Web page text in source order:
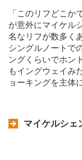
「このリフどこ
が意外にマイケル
名なリフが数多く
シングルノートで
ングくらいでホン
もイングウェイみ
ョーキングを主体
マイケルシェ